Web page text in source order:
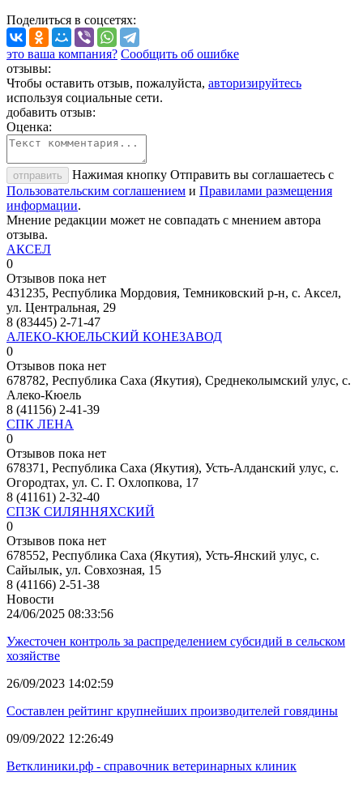
Поделиться в соцсетях:
это ваша компания? Сообщить об ошибке
отзывы:
Чтобы оставить отзыв, пожалуйста, авторизируйтесь
используя социальные сети.
добавить отзыв:
Оценка:
отправить
Нажимая кнопку Отправить вы соглашаетесь с
Пользовательским соглашением и Правилами размещения
информации.
Мнение редакции может не совпадать с мнением автора
отзыва.
АКСЕЛ
0
Отзывов пока нет
431235, Республика Мордовия, Темниковский р-н, с. Аксел,
ул. Центральная, 29
8 (83445) 2-71-47
АЛЕКО-КЮЕЛЬСКИЙ КОНЕЗАВОД
0
Отзывов пока нет
678782, Республика Саха (Якутия), Среднеколымский улус, с.
Алеко-Кюель
8 (41156) 2-41-39
СПК ЛЕНА
0
Отзывов пока нет
678371, Республика Саха (Якутия), Усть-Алданский улус, с.
Огородтах, ул. С. Г. Охлопкова, 17
8 (41161) 2-32-40
СПЗК СИЛЯННЯХСКИЙ
0
Отзывов пока нет
678552, Республика Саха (Якутия), Усть-Янский улус, с.
Сайылык, ул. Совхозная, 15
8 (41166) 2-51-38
Новости
24/06/2025 08:33:56
Ужесточен контроль за распределением субсидий в сельском
хозяйстве
26/09/2023 14:02:59
Составлен рейтинг крупнейших производителей говядины
09/09/2022 12:26:49
Ветклиники.рф - справочник ветеринарных клиник